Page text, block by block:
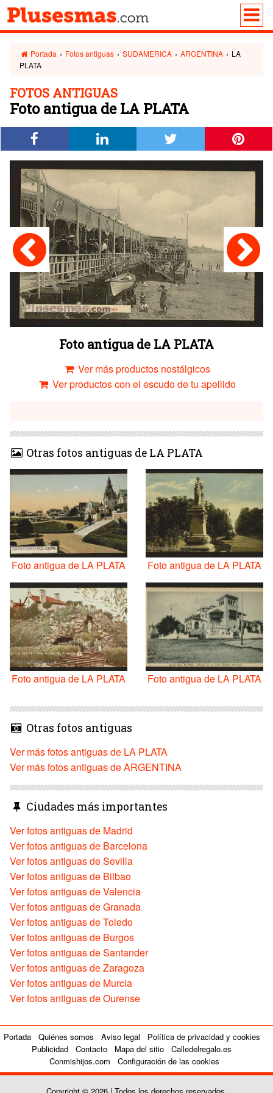
Portada › Fotos antiguas › SUDAMERICA › ARGENTINA › LA
PLATA
FOTOS ANTIGUAS
Foto antigua de LA PLATA
Foto antigua de LA PLATA
Ver más productos nostálgicos
Ver productos con el escudo de tu apellido
Otras fotos antiguas de LA PLATA
Foto antigua de LA PLATA Foto antigua de LA PLATA
Foto antigua de LA PLATA Foto antigua de LA PLATA
Otras fotos antiguas
Ver más fotos antiguas de LA PLATA
Ver más fotos antiguas de ARGENTINA
Ciudades más importantes
Ver fotos antiguas de Madrid
Ver fotos antiguas de Barcelona
Ver fotos antiguas de Sevilla
Ver fotos antiguas de Bilbao
Ver fotos antiguas de Valencia
Ver fotos antiguas de Granada
Ver fotos antiguas de Toledo
Ver fotos antiguas de Burgos
Ver fotos antiguas de Santander
Ver fotos antiguas de Zaragoza
Ver fotos antiguas de Murcia
Ver fotos antiguas de Ourense
Portada Quiénes somos Aviso legal
Política de privacidad y cookies
Publicidad
Contacto Mapa del sitio
Calledelregalo.es
Conmishijos.com
Configuración de las cookies